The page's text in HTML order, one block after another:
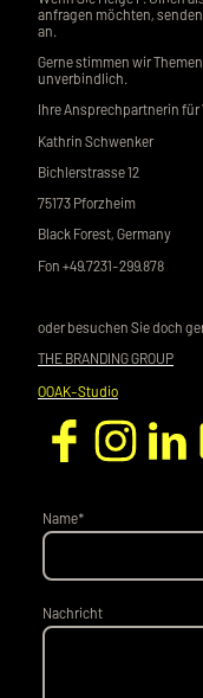
anfragen möchten,
an.
Gerne stimmen wir
unverbindlich.
Ihre Ansprechpartnerin für
Kathrin Schwenker
Bichlerstrasse 12
75173 Pforzheim
Black Forest, Germany
Fon +49.7231-299.878
oder besuchen Sie doch
THE BRANDING GROUP
OOAK-Studio
Name*
Nachricht